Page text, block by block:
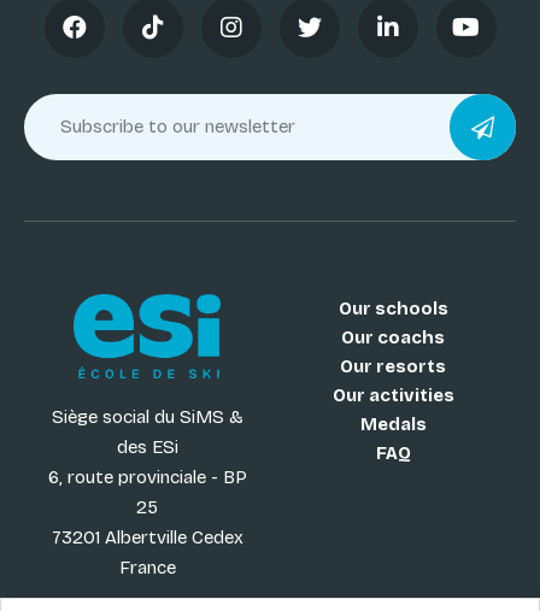
Siège social du SiMS &
des ESi
6, route provinciale - BP
25
73201 Albertville Cedex
France
Our schools
Our coachs
Our resorts
Our activities
Medals
FAQ